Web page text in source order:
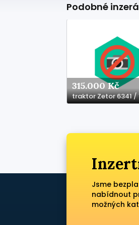
Podobné
315.000 Kč
Jsme
nabídnout
možných